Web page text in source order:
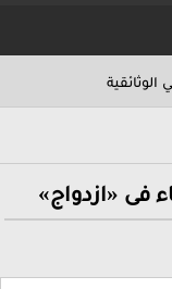
فى «ازدواج»